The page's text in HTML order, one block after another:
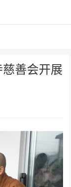
善会开展